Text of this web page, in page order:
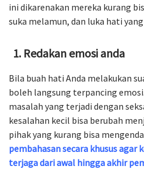
ini dikarenakan mereka kurang
suka melamun, dan luka hati
Redakan emosi anda
Bila buah hati Anda melakukan
boleh langsung terpancing
masalah yang terjadi dengan
kesalahan kecil bisa berubah
pihak yang kurang bisa
pembahasan secara khusus agar
terjaga dari awal hingga akhir